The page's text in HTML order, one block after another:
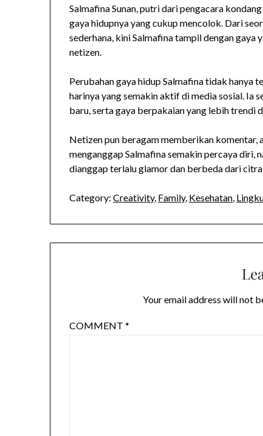
Salmafina Sunan, putri dari pengacara
gaya hidupnya yang cukup mencolok. Dari
sederhana, kini Salmafina tampil dengan
netizen.
Perubahan gaya hidup Salmafina tidak hanya
harinya yang semakin aktif di media sosial. Ia
baru, serta gaya berpakaian yang lebih trendi
Netizen pun beragam memberikan komentar,
menganggap Salmafina semakin percaya diri,
dianggap terlalu glamor dan berbeda dari
Category: Creativity, Family, Kesehatan,
Your email address will not
COMMENT*